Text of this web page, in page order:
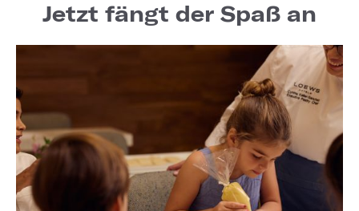
Jetzt fängt der Spaß an